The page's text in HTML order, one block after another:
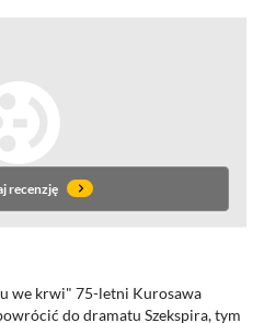
we krwi" 75-letni Kurosawa
do dramatu Szekspira, tym
recenzję